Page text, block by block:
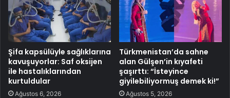
Şifa kapsülüyle sağlıklarına
kavuşuyorlar: Saf oksijen
ile hastalıklarından
kurtuldular
Ağustos 6, 2026
Türkmenistan’da sahne
alan Gülşen’in kıyafeti
şaşırttı: “İsteyince
giyilebiliyormuş demek ki!”
Ağustos 5, 2026